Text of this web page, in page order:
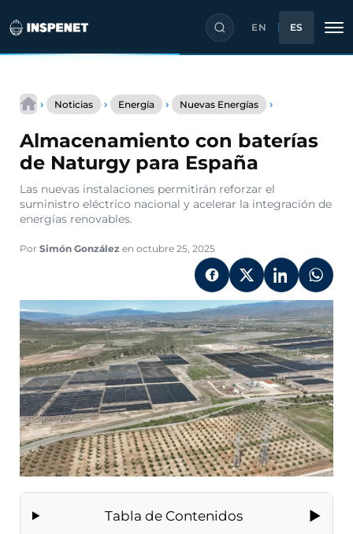
contenido
EN ES
› Noticias › Energía › Nuevas Energías ›
de
España
Almacenamiento con baterías
de Naturgy para España
Las nuevas instalaciones permitirán reforzar el
suministro eléctrico nacional y acelerar la integración de
energías renovables.
Por Simón González en octubre 25, 2025
Tabla de Contenidos